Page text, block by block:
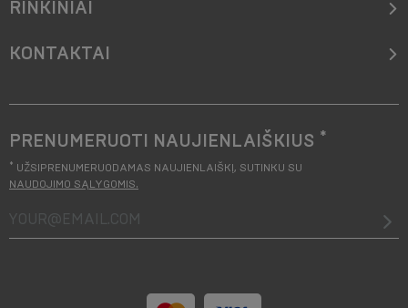
RINKINIAI
KONTAKTAI
PRENUMERUOTI NAUJIENLAIŠKIUS *
* UŽSIPRENUMERUODAMAS NAUJIENLAIŠKĮ, SUTINKU SU
NAUDOJIMO SĄLYGOMIS.
your@email.com